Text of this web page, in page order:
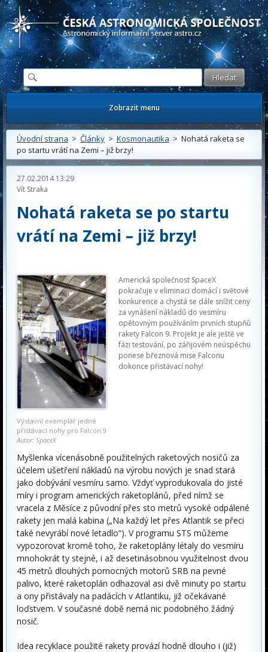
Česká astronomická společnost - Informační astronomický server
Zobrazit menu
Úvodní strana > Články > Kosmonautika > Nohatá raketa se
po startu vrátí na Zemi – již brzy!
27.02.2014 13:29
Vít Straka
Nohatá raketa se po startu
vrátí na Zemi – již brzy!
Výstavní exemplář jedné
přistávací nohy pro Falcon 9
Autor: SpaceX
Americká společnost SpaceX
pokračuje v eliminaci domácí i světové
konkurence a chystá se dále snížit ceny
za vynášení nákladů do vesmíru
opětovným používáním prvních stupňů
rakety Falcon 9. Projekt je ale ještě ve
fázi testování, po zářijovém neúspěchu
ponese březnová mise Falconu
dokonce přistávací nohy!
Myšlenka vícenásobně použitelných raketových nosičů za
účelem ušetření nákladů na výrobu nových je snad stará
jako dobývání vesmíru samo. Vždyť vyprodukovala do jisté
míry i program amerických raketoplánů, před nímž se
vracela z Měsíce z původní přes sto metrů vysoké odpálené
rakety jen malá kabina („Na každý let přes Atlantik se přeci
také nevyrábí nové letadlo“). V programu STS můžeme
vypozorovat kromě toho, že raketoplány létaly do vesmíru
mnohokrát ty stejné, i až desetinásobnou využitelnost dvou
45 metrů dlouhých pomocných motorů SRB na pevné
palivo, které raketoplán odhazoval asi dvě minuty po startu
a ony přistávaly na padácích v Atlantiku, již očekávané
loďstvem. V současné době nemá nic podobného žádný
nosič.
Idea recyklace použité rakety provází hodně dlouho i (již)